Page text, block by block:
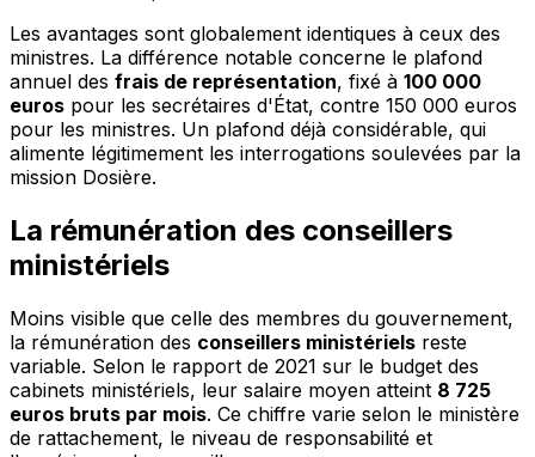
Les avantages sont globalement identiques à ceux des
ministres. La différence notable concerne le plafond
annuel des frais de représentation, fixé à 100 000
euros pour les secrétaires d'État, contre 150 000 euros
pour les ministres. Un plafond déjà considérable, qui
alimente légitimement les interrogations soulevées par la
mission Dosière.
La rémunération des conseillers
ministériels
Moins visible que celle des membres du gouvernement,
la rémunération des conseillers ministériels reste
variable. Selon le rapport de 2021 sur le budget des
cabinets ministériels, leur salaire moyen atteint 8 725
euros bruts par mois. Ce chiffre varie selon le ministère
de rattachement, le niveau de responsabilité et